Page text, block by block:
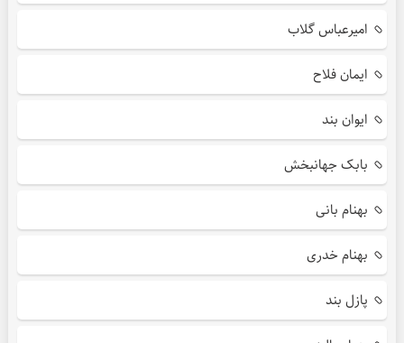
امیرعباس گلاب
ایمان فلاح
ایوان بند
بابک جهانبخش
بهنام بانی
بهنام خدری
پازل بند